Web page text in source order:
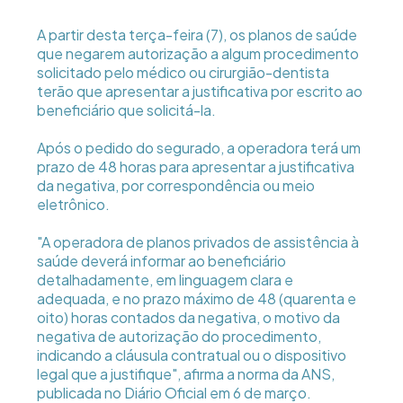
A partir desta terça-feira (7), os planos de saúde
que negarem autorização a algum procedimento
solicitado pelo médico ou cirurgião-dentista
terão que apresentar a justificativa por escrito ao
beneficiário que solicitá-la.
Após o pedido do segurado, a operadora terá um
prazo de 48 horas para apresentar a justificativa
da negativa, por correspondência ou meio
eletrônico.
"A operadora de planos privados de assistência à
saúde deverá informar ao beneficiário
detalhadamente, em linguagem clara e
adequada, e no prazo máximo de 48 (quarenta e
oito) horas contados da negativa, o motivo da
negativa de autorização do procedimento,
indicando a cláusula contratual ou o dispositivo
legal que a justifique", afirma a norma da ANS,
publicada no Diário Oficial em 6 de março.